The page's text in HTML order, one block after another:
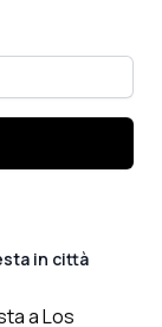
in città
a Los